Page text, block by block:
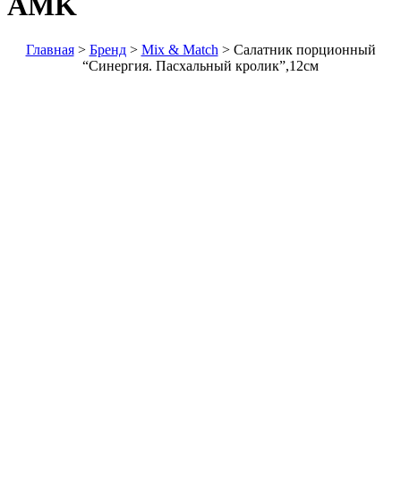
Главная> Бренд> Mix & Match > Салатник порционный
“Синергия. Пасхальный кролик”,12см